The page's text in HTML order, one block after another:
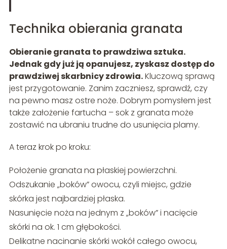
Technika obierania granata
Obieranie granata to prawdziwa sztuka.
Jednak gdy już ją opanujesz, zyskasz dostęp do
prawdziwej skarbnicy zdrowia.Kluczową sprawą
jest przygotowanie. Zanim zaczniesz, sprawdź, czy
na pewno masz ostre noże. Dobrym pomysłem jest
także założenie fartucha – sok z granata może
zostawić na ubraniu trudne do usunięcia plamy.
A teraz krok po kroku:
Położenie granata na płaskiej powierzchni.
Odszukanie „boków” owocu, czyli miejsc, gdzie
skórka jest najbardziej płaska.
Nasunięcie noża na jednym z „boków” i nacięcie
skórki na ok. 1 cm głębokości.
Delikatne nacinanie skórki wokół całego owocu,